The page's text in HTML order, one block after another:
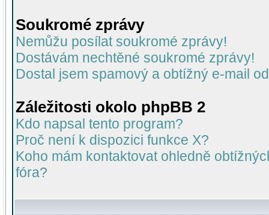
Soukromé zprávy
Nemůžu posílat soukromé zprávy!
Dostávám nechtěné soukromé zprávy!
Dostal jsem spamový a obtížný e-mail
Záležitosti okolo phpBB 2
Kdo napsal tento program?
Proč není k dispozici funkce X?
Koho mám kontaktovat ohledně
fóra?